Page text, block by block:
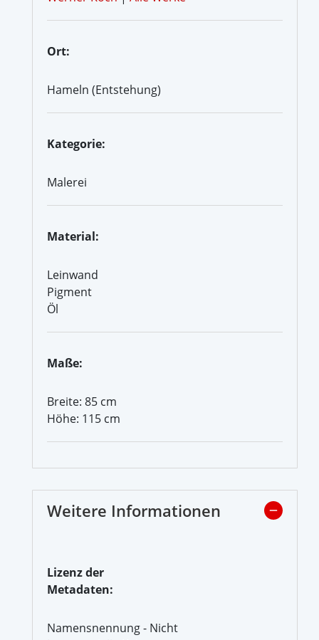
Ort:
Hameln (Entstehung)
Kategorie:
Malerei
Material:
Leinwand
Pigment
Öl
Maße:
Breite: 85 cm
Höhe: 115 cm
Weitere Informationen
Lizenz der
Metadaten:
Namensnennung - Nicht